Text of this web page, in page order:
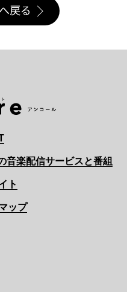
戻る
音楽配信サービスと番組
ト
ップ